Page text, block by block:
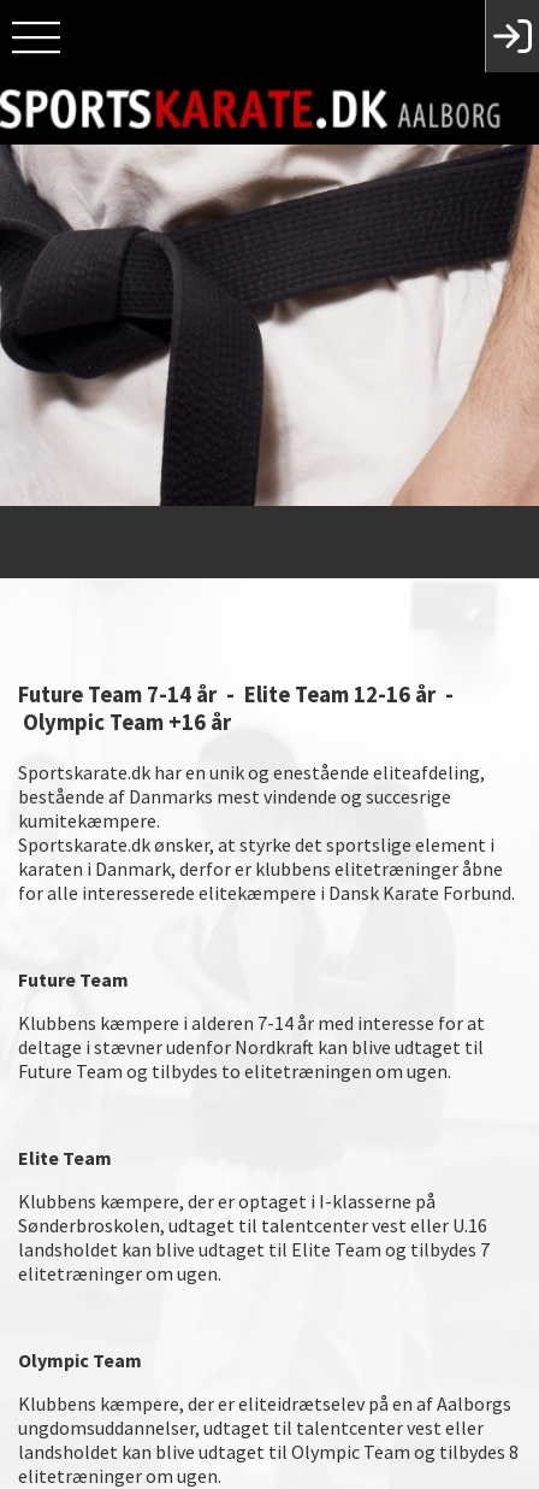
Future Team 7-14 år - Elite Team 12-16 år -
Olympic Team +16 år
Sportskarate.dk har en unik og enestående eliteafdeling,
bestående af Danmarks mest vindende og succesrige
kumitekæmpere.
Sportskarate.dk ønsker, at styrke det sportslige element i
karaten i Danmark, derfor er klubbens elitetræninger åbne
for alle interesserede elitekæmpere i Dansk Karate Forbund.
Future Team
Klubbens kæmpere i alderen 7-14 år med interesse for at
deltage i stævner udenfor Nordkraft kan blive udtaget til
Future Team og tilbydes to elitetræningen om ugen.
Elite Team
Klubbens kæmpere, der er optaget i I-klasserne på
Sønderbroskolen, udtaget til talentcenter vest eller U.16
landsholdet kan blive udtaget til Elite Team og tilbydes 7
elitetræninger om ugen.
Olympic Team
Klubbens kæmpere, der er eliteidrætselev på en af Aalborgs
ungdomsuddannelser, udtaget til talentcenter vest eller
landsholdet kan blive udtaget til Olympic Team og tilbydes 8
elitetræninger om ugen.